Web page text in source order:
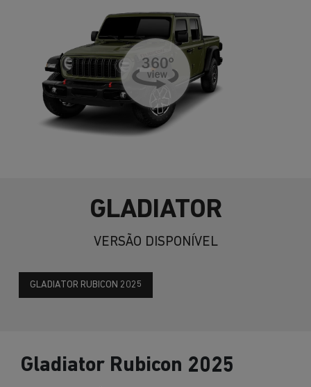
GLADIATOR
VERSÃO DISPONÍVEL
GLADIATOR RUBICON 2025
Gladiator Rubicon 2025